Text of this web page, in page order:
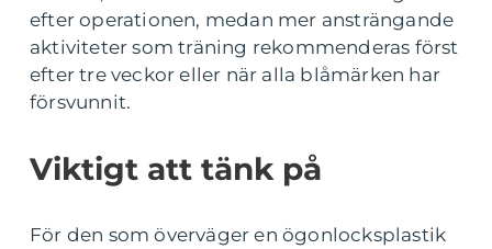
efter operationen, medan mer ansträngande
aktiviteter som träning rekommenderas först
efter tre veckor eller när alla blåmärken har
försvunnit.
Viktigt att tänk på
För den som överväger en ögonlocksplastik